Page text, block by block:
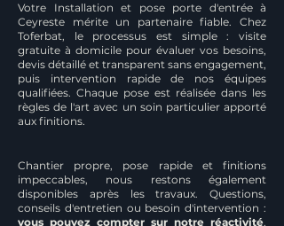
Votre Installation et pose porte d'entrée à
Ceyreste mérite un partenaire fiable. Chez
Toferbat, le processus est simple : visite
gratuite à domicile pour évaluer vos besoins,
devis détaillé et transparent sans engagement,
puis intervention rapide de nos équipes
qualifiées. Chaque pose est réalisée dans les
règles de l'art avec un soin particulier apporté
aux finitions.
Chantier propre, pose rapide et finitions
impeccables, nous restons également
disponibles après les travaux. Questions,
conseils d'entretien ou besoin d'intervention :
vous pouvez compter sur notre réactivité.